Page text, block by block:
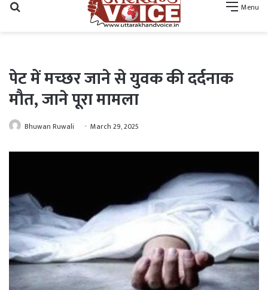
Menu
पेट में मच्छर जाने से युवक की दर्दनाक
मौत, जाने पूरा मामला
Bhuwan Ruwali March 29, 2025